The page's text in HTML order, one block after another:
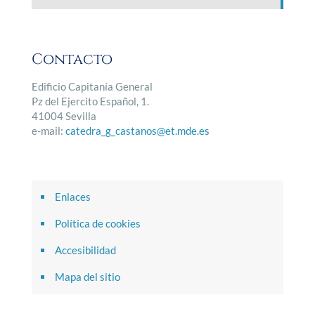
Contacto
Edificio Capitanía General
Pz del Ejercito Español, 1.
41004 Sevilla
e-mail: catedra_g_castanos@et.mde.es
Enlaces
Política de cookies
Accesibilidad
Mapa del sitio